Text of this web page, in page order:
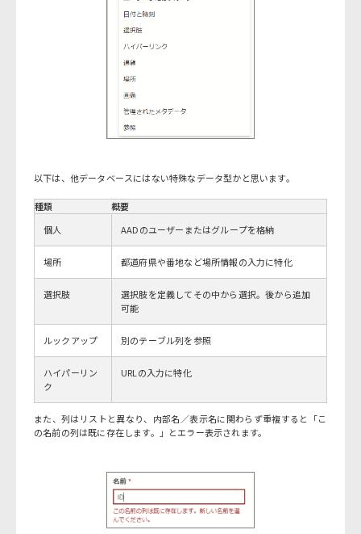
以下は、他データベースにはない特殊なデータ型かと思います。
種類
概要
個人
AADのユーザーまたはグループを格納
場所 都道府県や番地など場所情報の入力に特化
選択肢
選択肢を定義してその中から選択。後から追加
可能
ルックアップ 別のテーブル列を参照
ハイパーリン
ク
URLの入力に特化
また、列はリストと異なり、内部名／表示名に関わらず重複すると「こ
の名前の列は既に存在します。」とエラー表示されます。